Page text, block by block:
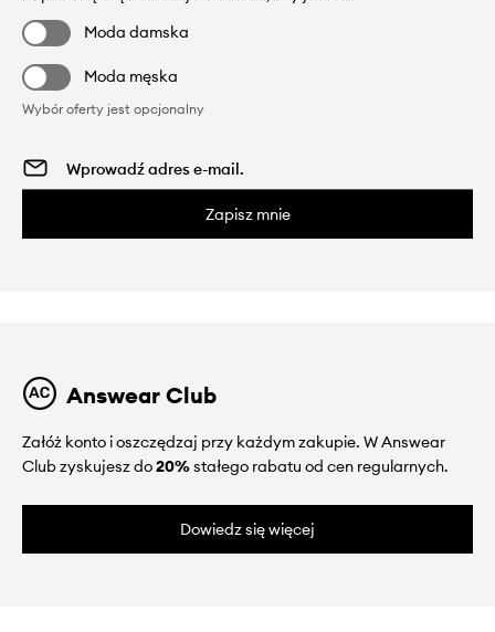
Moda damska
Moda męska
Wybór oferty jest opcjonalny
Zapisz mnie
Answear Club
Załóż konto i oszczędzaj przy każdym zakupie. W Answear
Club zyskujesz do20%stałego rabatu od cen regularnych.
Dowiedz się więcej